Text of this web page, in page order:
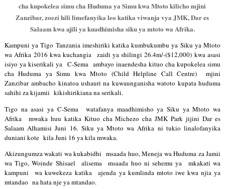
cha kupokelea simu cha Huduma ya Simu kwa Mtoto kilicho mjini
Zanzibar, zoezi hili limefanyika leo katika viwanja vya JMK, Dar es
Salaam kwa ajili ya kuadhimisha siku ya mtoto wa Afrika.
Kampuni ya Tigo Tanzania imeshiriki katika kumbukumbu ya Siku ya Mtoto
wa Afrika 2016 kwa kuchangia  zaidi ya shilingi 26.4m/-($12,000) kwa asasi
isiyo ya kiserikali ya  C-Sema  ambayo inaendesha kituo cha kupokelea simu
cha Huduma ya Simu kwa Mtoto (Child Helpline Call Centre)  mjini
Zanzibar ambacho kinatoa ushauri na kuwaunganisha watoto kupata huduma
sahihi za kijamii  kikishirikiana na serikali.
Tigo na asasi ya C-Sema  watafanya maadhimisho ya Siku ya Mtoto wa
Afrika  mwaka huu katika Kituo cha Michezo cha JMK Park jijini Dar es
Salaam Alhamisi Juni 16. Siku ya Mtoto wa Afrika ni tukio linalofanyika
duniani kote  kila Juni 16 ya kila mwaka.
Akizungumza wakati wa kukabidhi  msaada huo, Meneja wa Huduma za Jamii
wa Tigo, Woinde Shisael  alisema  msaada huo ni sehemu ya  mkakati wa
kampuni  wa kuwekeza katika  ajenda ya kumlinda mtoto iwe kwa njia ya
mtandao  na hata nje ya mtandao.